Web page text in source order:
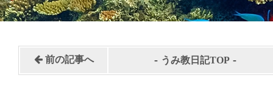
前の記事へ - うみ教日記TOP -